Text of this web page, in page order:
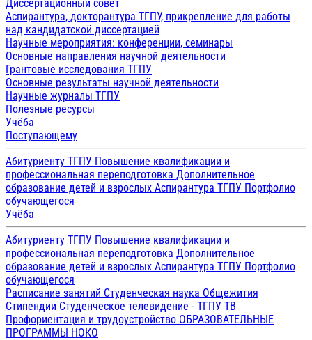
Диссертационный совет
Аспирантура, докторантура ТГПУ, прикрепление для работы
над кандидатской диссертацией
Научные мероприятия: конференции, семинары
Основные направления научной деятельности
Грантовые исследования ТГПУ
Основные результаты научной деятельности
Научные журналы ТГПУ
Полезные ресурсы
Учёба
Поступающему
Абитуриенту ТГПУ Повышение квалификации и
профессиональная переподготовка Дополнительное
образование детей и взрослых Аспирантура ТГПУ Портфолио
обучающегося
Учёба
Абитуриенту ТГПУ Повышение квалификации и
профессиональная переподготовка Дополнительное
образование детей и взрослых Аспирантура ТГПУ Портфолио
обучающегося
Расписание занятий Студенческая наука Общежития
Стипендии Студенческое телевидение - ТГПУ ТВ
Профориентация и трудоустройство ОБРАЗОВАТЕЛЬНЫЕ
ПРОГРАММЫ НОКО